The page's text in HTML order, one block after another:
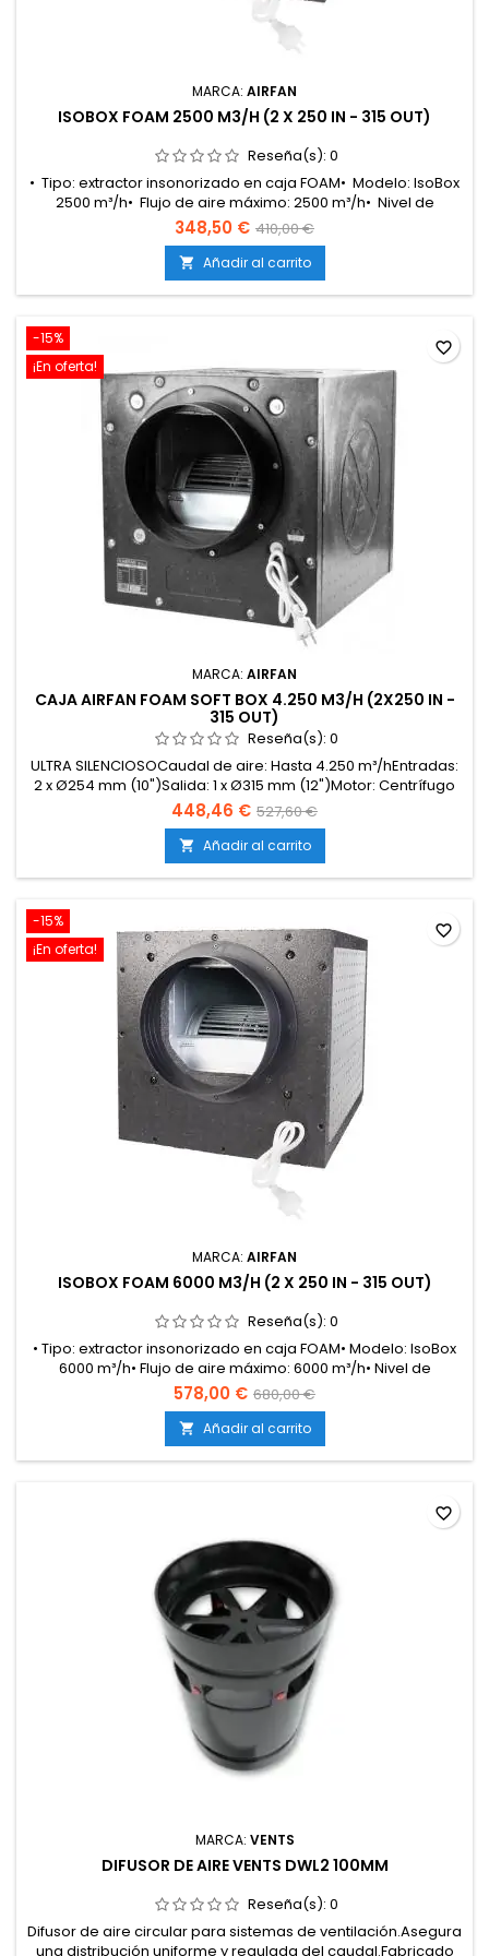
MARCA: AIRFAN
ISOBOX FOAM 2500 M3/H (2 X 250 IN - 315 OUT)
Reseña(s): 0
• Tipo: extractor insonorizado en caja FOAM• Modelo: IsoBox
2500 m³/h• Flujo de aire máximo: 2500 m³/h• Nivel de
ruido: 31.9 dB• Peso: 27.6 kg• Intensidad máxima: 2.6
A• Dimensiones: 550 x 550 x 550 mm• Embocadura de
entrada: 2 x 250 mm• Embocadura de salida: 315
mm• Uso: cultivo indoor y ventilación
profesional• Ventaja: alta potencia con bajo...
348,50 € 410,00 €
 Añadir al carrito
-15%
¡En oferta!
MARCA: AIRFAN
CAJA AIRFAN FOAM SOFT BOX 4.250 M3/H (2X250 IN -
315 OUT)
Reseña(s): 0
ULTRA SILENCIOSOCaudal de aire: Hasta 4.250 m³/hEntradas:
2 x Ø254 mm (10")Salida: 1 x Ø315 mm (12")Motor: Centrífugo
de alto rendimientoEstructura: Caja insonorizada con
espuma acústica de alta densidadNivel de ruido: Bajo,
gracias al diseño Soft BoxMontaje: Fácil instalación mediante
abrazaderas o conductos flexiblesUso...
448,46 € 527,60 €
 Añadir al carrito
favorite_border
-15%
¡En oferta!
MARCA: AIRFAN
ISOBOX FOAM 6000 M3/H (2 X 250 IN - 315 OUT)
Reseña(s): 0
• Tipo: extractor insonorizado en caja FOAM• Modelo: IsoBox
6000 m³/h• Flujo de aire máximo: 6000 m³/h• Nivel de
ruido: 46.4 dB• Peso: 39.8 kg• Intensidad máxima: 6.5
A• Dimensiones: 650 x 650 x 650 mm• Embocadura de
entrada: 3 x 250 mm• Embocadura de salida: 315
mm• Uso: cultivo indoor y ventilación
industrial• Ventaja: potencia extrema con aislamiento...
578,00 € 680,00 €
 Añadir al carrito
favorite_border
MARCA: VENTS
DIFUSOR DE AIRE VENTS DWL2 100MM
Reseña(s): 0
Difusor de aire circular para sistemas de ventilación.Asegura
una distribución uniforme y regulada del caudal.Fabricado
favorite_border